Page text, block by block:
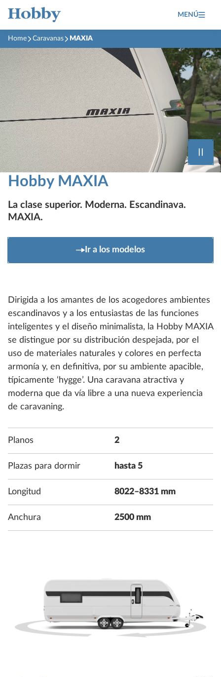
MENÚ
Home Caravanas MAXIA
Hobby MAXIA
La clase superior. Moderna. Escandinava.
MAXIA.
Ir a los modelos
Dirigida a los amantes de los acogedores ambientes
escandinavos y a los entusiastas de las funciones
inteligentes y el dise؜ño minimalista, la Hobby MAXIA
se distingue por su distribución despejada, por el
uso de materiales naturales y colores en perfecta
armonía y, en definitiva, por su ambiente apacible,
típicamente ‘hygge’. Una caravana atractiva y
moderna que da vía libre a una nueva experiencia
de caravaning.
Planos 2
Plazas para dormir hasta 5
Longitud 8022–8331 mm
Anchura 2500 mm